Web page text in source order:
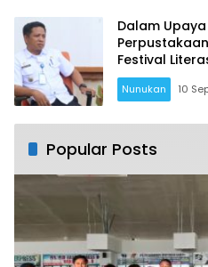
Dalam
Festival
Nunukan 10
Popular Posts